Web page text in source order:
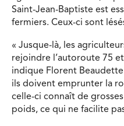
Saint-Jean-Baptiste est
fermiers. Ceux-ci sont
« Jusque-là, les
rejoindre l’autoroute 75
indique Florent
ils doivent emprunter la
celle-ci connaît de
poids, ce qui ne facilite